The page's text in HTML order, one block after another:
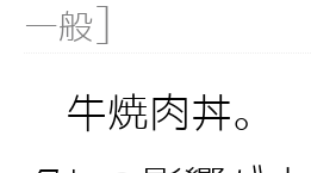
一般
牛焼肉丼。